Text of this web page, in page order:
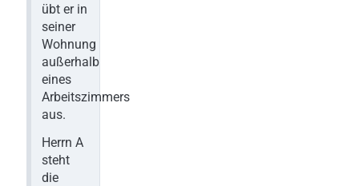
übt er in
seiner
Wohnung
außerhalb
eines
Arbeitszimmers
aus.
Herrn A
steht
die